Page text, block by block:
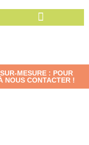
MESURE : POUR
NOUS CONTACTER !